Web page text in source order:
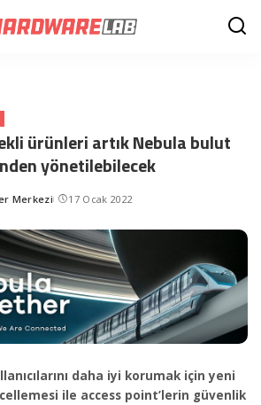
ürünleri artık Nebula bulut
yönetilebilecek
Merkezi 17 Ocak 2022
daha iyi korumak için yeni
ile access point’lerin güvenlik